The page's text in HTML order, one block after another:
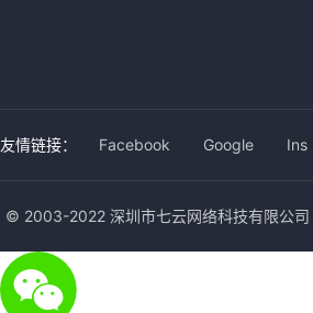
友情链接： Facebook Google Ins
© 2003-2022 深圳市七云网络科技有限公